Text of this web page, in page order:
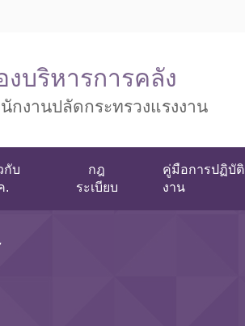
งบริหารการคลัง
กงานปลัดกระทรวงแรงงาน
กับ
.
กฎ
ระเบียบ
คู่มือการปฏิบัติ
งาน